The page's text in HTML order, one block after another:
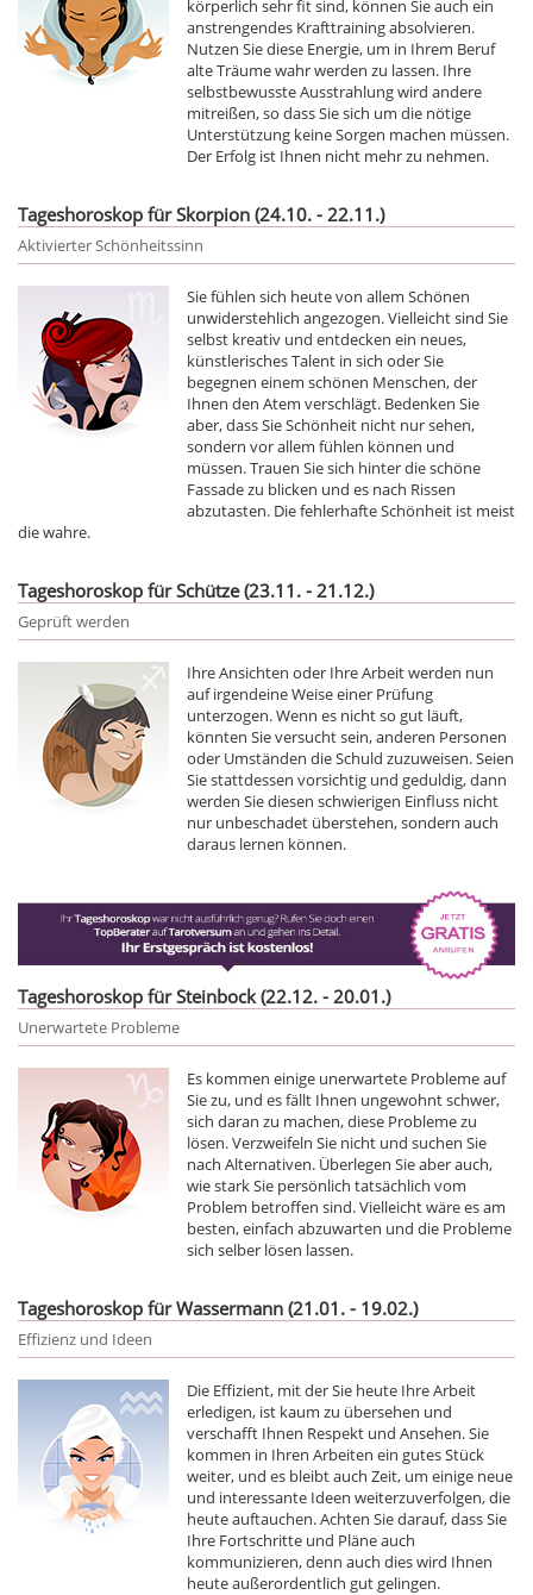
körperlich sehr fit sind, können Sie auch ein
anstrengendes Krafttraining absolvieren.
Nutzen Sie diese Energie, um in Ihrem Beruf
alte Träume wahr werden zu lassen. Ihre
selbstbewusste Ausstrahlung wird andere
mitreißen, so dass Sie sich um die nötige
Unterstützung keine Sorgen machen müssen.
Der Erfolg ist Ihnen nicht mehr zu nehmen.
Tageshoroskop für Skorpion (24.10. - 22.11.)
Aktivierter Schönheitssinn
Sie fühlen sich heute von allem Schönen
unwiderstehlich angezogen. Vielleicht sind Sie
selbst kreativ und entdecken ein neues,
künstlerisches Talent in sich oder Sie
begegnen einem schönen Menschen, der
Ihnen den Atem verschlägt. Bedenken Sie
aber, dass Sie Schönheit nicht nur sehen,
sondern vor allem fühlen können und
müssen. Trauen Sie sich hinter die schöne
Fassade zu blicken und es nach Rissen
abzutasten. Die fehlerhafte Schönheit ist meist
die wahre.
Tageshoroskop für Schütze (23.11. - 21.12.)
Geprüft werden
Ihre Ansichten oder Ihre Arbeit werden nun
auf irgendeine Weise einer Prüfung
unterzogen. Wenn es nicht so gut läuft,
könnten Sie versucht sein, anderen Personen
oder Umständen die Schuld zuzuweisen. Seien
Sie stattdessen vorsichtig und geduldig, dann
werden Sie diesen schwierigen Einfluss nicht
nur unbeschadet überstehen, sondern auch
daraus lernen können.
Tageshoroskop für Steinbock (22.12. - 20.01.)
Unerwartete Probleme
Es kommen einige unerwartete Probleme auf
Sie zu, und es fällt Ihnen ungewohnt schwer,
sich daran zu machen, diese Probleme zu
lösen. Verzweifeln Sie nicht und suchen Sie
nach Alternativen. Überlegen Sie aber auch,
wie stark Sie persönlich tatsächlich vom
Problem betroffen sind. Vielleicht wäre es am
besten, einfach abzuwarten und die Probleme
sich selber lösen lassen.
Tageshoroskop für Wassermann (21.01. - 19.02.)
Effizienz und Ideen
Die Effizient, mit der Sie heute Ihre Arbeit
erledigen, ist kaum zu übersehen und
verschafft Ihnen Respekt und Ansehen. Sie
kommen in Ihren Arbeiten ein gutes Stück
weiter, und es bleibt auch Zeit, um einige neue
und interessante Ideen weiterzuverfolgen, die
heute auftauchen. Achten Sie darauf, dass Sie
Ihre Fortschritte und Pläne auch
kommunizieren, denn auch dies wird Ihnen
heute außerordentlich gut gelingen.